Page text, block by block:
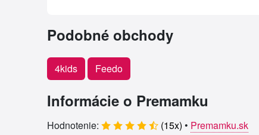
Podobné obchody
4kids Feedo
Informácie o Premamku
Hodnotenie: (15x) • Premamku.sk